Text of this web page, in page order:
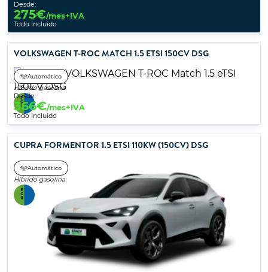
Desde:
275€/mes+IVA
Todo incluido
VOLKSWAGEN T-ROC MATCH 1.5 ETSI 150CV DSG
Automático
Híbrido gasolina
Desde:
366€/mes+IVA
Todo incluido
CUPRA FORMENTOR 1.5 ETSI 110KW (150CV) DSG
Automático
Híbrido gasolina